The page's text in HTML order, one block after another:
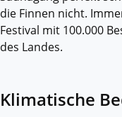
die Finnen nicht.
Festival mit 100.000
des Landes.
Klimatische